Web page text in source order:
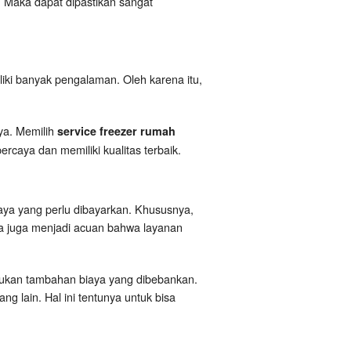
banyak pengalaman. Oleh karena itu,
Memilih service freezer rumah
dan memiliki kualitas terbaik.
yang perlu dibayarkan. Khususnya,
menjadi acuan bahwa layanan
tambahan biaya yang dibebankan.
lain. Hal ini tentunya untuk bisa